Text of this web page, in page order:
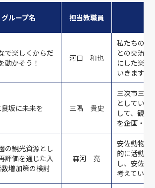
グループ名 担当教職員
で楽しくからだ
動かそう！
河口 和也
私たちの目
との交流を
にした楽し
いきます。
良坂に未来を 三隅 貴史
三次市三良
としていま
して、観光
を企画・実
の観光資源とし
評価を通じた入
増加策の検討
森河 亮
安佐動物公
的に活動し
し、安佐
考えていま